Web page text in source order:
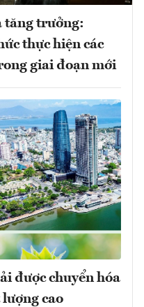
tăng trưởng:
thực hiện các
giai đoạn mới
được chuyển hóa
cao